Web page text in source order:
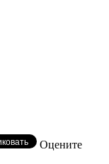
Оцените